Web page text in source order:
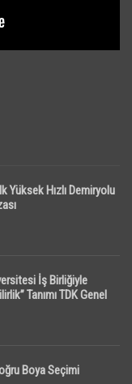
Yüksek Hızlı Demiryolu
İş Birliğiyle
Tanımı TDK Genel
Boya Seçimi